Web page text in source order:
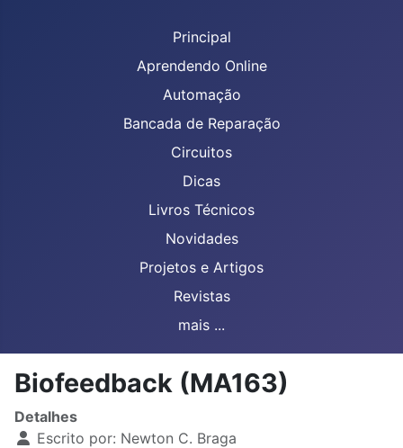
Principal
Aprendendo Online
Automação
Bancada de Reparação
Circuitos
Dicas
Livros Técnicos
Novidades
Projetos e Artigos
Revistas
mais ...
Biofeedback (MA163)
Detalhes
Escrito por: Newton C. Braga